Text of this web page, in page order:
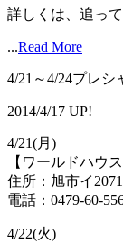
詳しくは、追っ
...Read More
4/21～4/24プレシ
2014/4/17 UP!
4/21(月)
【ワールドハウ
住所：旭市イ
電話：0479-60-
4/22(火)